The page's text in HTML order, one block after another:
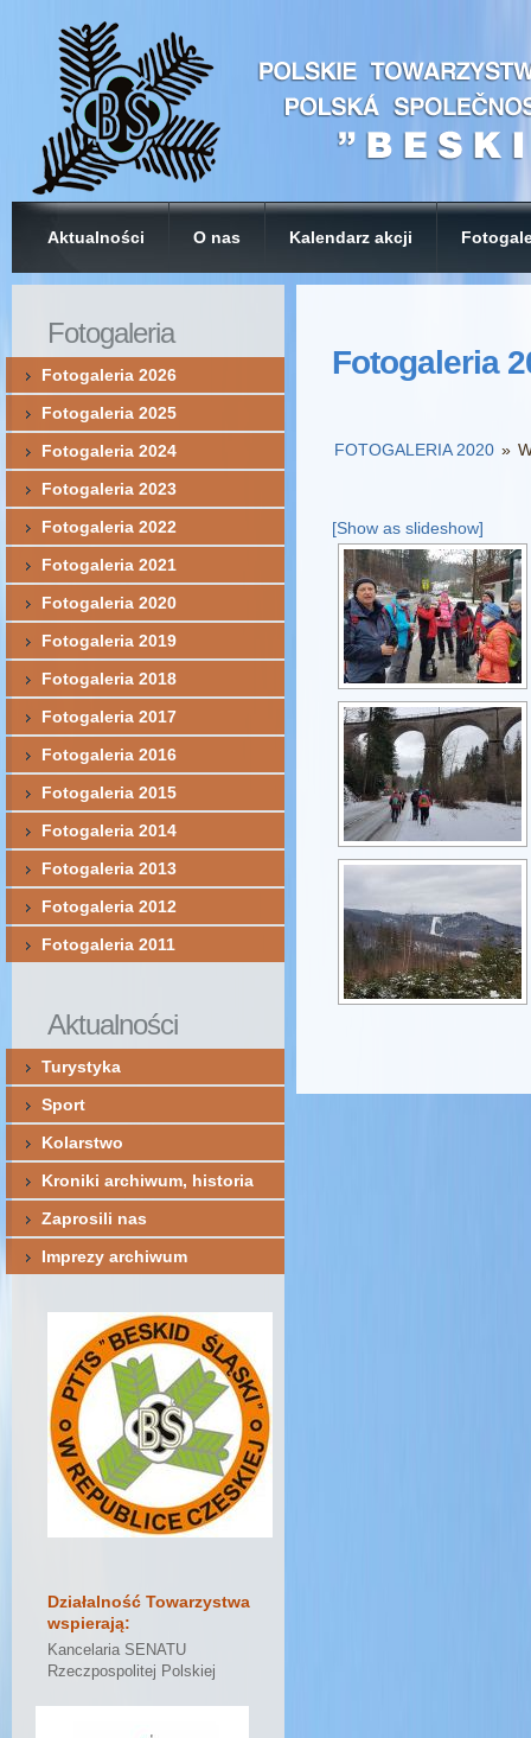
Aktualności O nas Kalendarz akcji
Fotogaleria
FOTOGALERIA 2020 »
[Show as slideshow]
Fotogaleria
Fotogaleria 2026
Fotogaleria 2025
Fotogaleria 2024
Fotogaleria 2023
Fotogaleria 2022
Fotogaleria 2021
Fotogaleria 2020
Fotogaleria 2019
Fotogaleria 2018
Fotogaleria 2017
Fotogaleria 2016
Fotogaleria 2015
Fotogaleria 2014
Fotogaleria 2013
Fotogaleria 2012
Fotogaleria 2011
Aktualności
Turystyka
Sport
Kolarstwo
Kroniki archiwum, historia
Zaprosili nas
Imprezy archiwum
Działalność Towarzystwa
wspierają:
Kancelaria SENATU
Rzeczpospolitej Polskiej